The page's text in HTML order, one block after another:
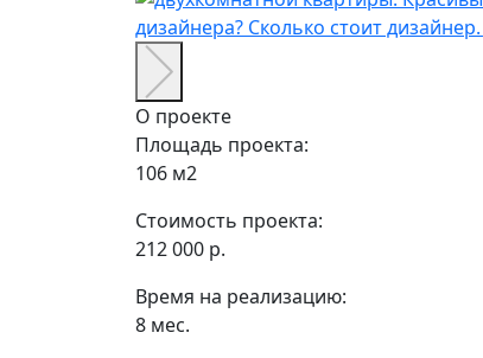
О проекте
Площадь проекта:
106 м2
Стоимость проекта:
212 000 р.
Время на реализацию:
8 мес.